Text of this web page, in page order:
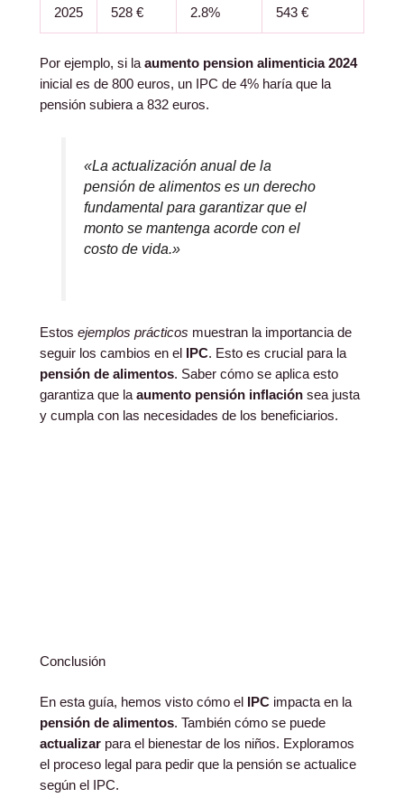
2025 528 € 2.8% 543 €
Por ejemplo, si la aumento pension alimenticia 2024
inicial es de 800 euros, un IPC de 4% haría que la
pensión subiera a 832 euros.
«La actualización anual de la
pensión de alimentos es un derecho
fundamental para garantizar que el
monto se mantenga acorde con el
costo de vida.»
Estos ejemplos prácticos muestran la importancia de
seguir los cambios en el
IPC. Esto es crucial para la
pensión de alimentos. Saber cómo se aplica esto
garantiza que la aumento pensión inflación sea justa
y cumpla con las necesidades de los beneficiarios.
Conclusión
En esta guía, hemos visto cómo el IPC impacta en la
pensión de alimentos. También cómo se puede
actualizar para el bienestar de los niños. Exploramos
el proceso legal para pedir que la pensión se actualice
según el IPC.